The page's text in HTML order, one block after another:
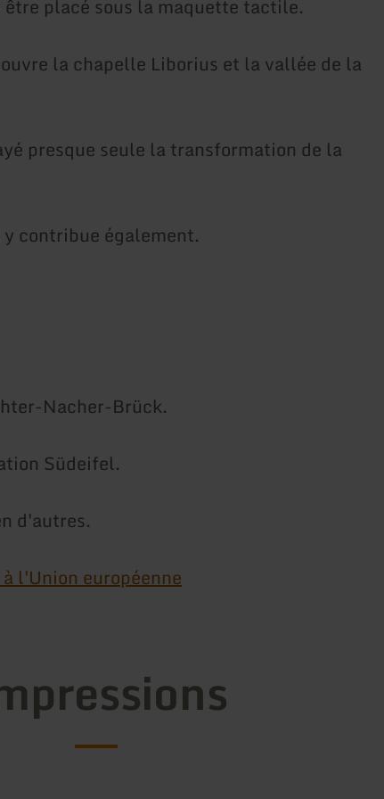
placé sous la maquette tactile.
la chapelle Liborius et la vallée de la
presque seule la transformation de la
contribue également.
Nacher-Brück.
Südeifel.
d'autres.
l'Union européenne